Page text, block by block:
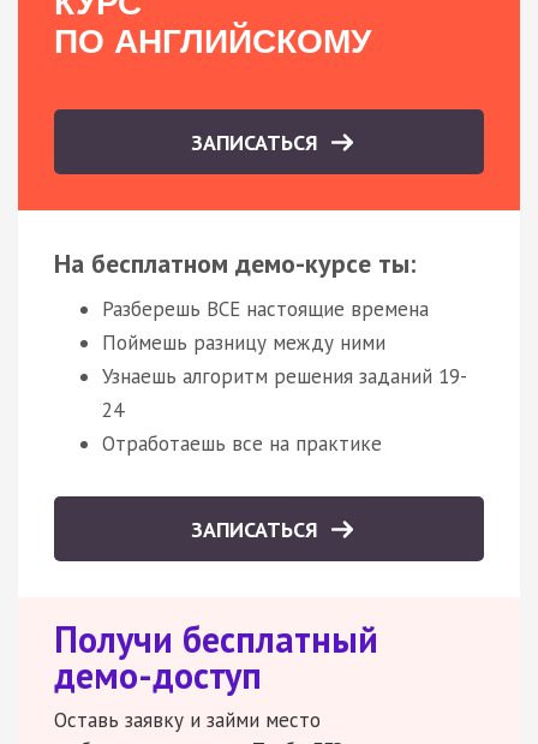
ПО АНГЛИЙСКОМУ
ЗАПИСАТЬСЯ
На бесплатном демо-курсе ты:
Разберешь ВСЕ настоящие времена
Поймешь разницу между ними
Узнаешь алгоритм решения заданий 19-
24
Отработаешь все на практике
ЗАПИСАТЬСЯ
Получи бесплатный
демо-доступ
Оставь заявку и займи место